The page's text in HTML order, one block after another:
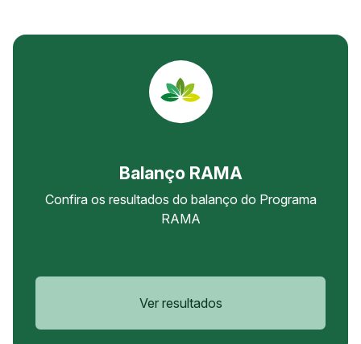
Balanço RAMA
Confira os resultados do balanço do Programa
RAMA
Ver resultados